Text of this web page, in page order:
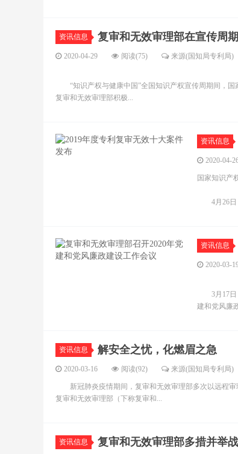
资讯信息 复审和无效审理部在宣传周
2020-04-29 阅读(75) 来源(国知局专利局)
“知识产权与健康中国”全国知识产权宣传周期间，国
复审和无效审理部积极...
资讯信息
2020-04-
国家知识产
4月26日，
资讯信息
2020-03-
3月17日，
建和党风廉
资讯信息 解安全之忧，化燃眉之急
2020-03-16 阅读(92) 来源(国知局专利局)
新冠肺炎疫情期间，复审和无效审理部多次以远
复审和无效审理部（下称复审和...
资讯信息 复审和无效审理部多措并举